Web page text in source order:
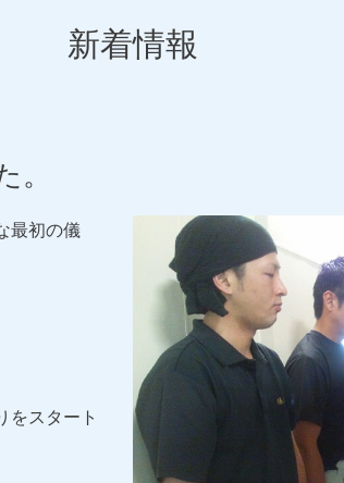
新着情報
。
最初の儀
をスタート